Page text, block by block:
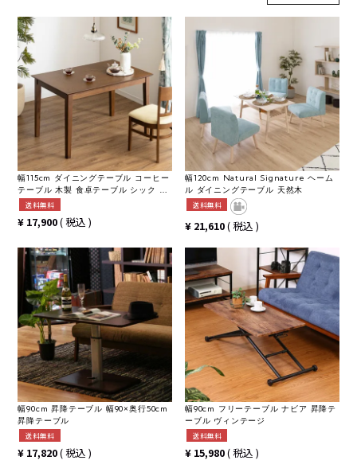
幅115cm ダイニングテーブル コーヒー
テーブル 木製 食卓テーブル シック 北
欧 食卓 キッチン ダイニング マーチ シ
ンプル 机
送料無料
¥ 17,900 税込
幅120cm Natural Signature ヘーム
ル ダイニングテーブル 天然木
送料無料
¥ 21,610 税込
幅90cm 昇降テーブル 幅90×奥行50cm
昇降テーブル
送料無料
¥ 17,820 税込
幅90cm フリーテーブル ナビア 昇降テ
ーブル ヴィンテージ
送料無料
¥ 15,980 税込